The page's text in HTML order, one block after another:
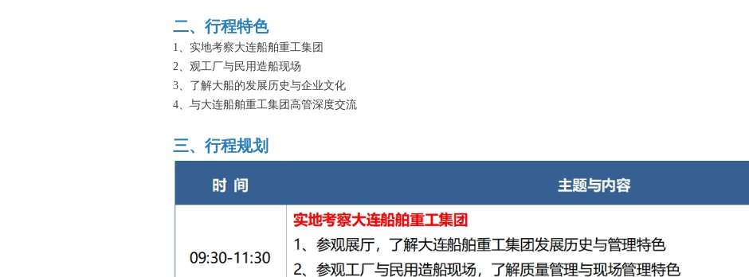
二、行程特色
1、实地考察大连船舶重工集团
2、观工厂与民用造船现场
3、了解大船的发展历史与企业文化
4、与大连船舶重工集团高管深度交流
三、行程规划